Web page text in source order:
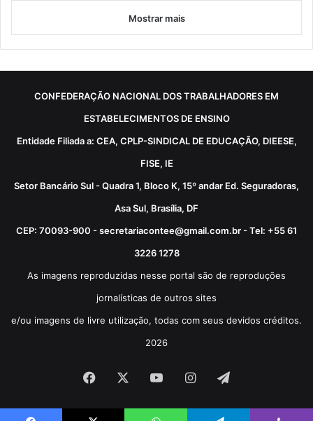
Mostrar mais
CONFEDERAÇÃO NACIONAL DOS TRABALHADORES EM
ESTABELECIMENTOS DE ENSINO
Entidade Filiada a: CEA, CPLP-SINDICAL DE EDUCAÇÃO, DIEESE,
FISE, IE
Setor Bancário Sul - Quadra 1, Bloco K, 15º andar Ed. Seguradoras,
Asa Sul, Brasília, DF
CEP: 70093-900 - secretariacontee@gmail.com.br - Tel: +55 61
3226 1278
As imagens reproduzidas nesse portal são de reproduções
jornalísticas de outros sites
e/ou imagens de livre utilização, todas com seus devidos créditos.
2026
Facebook YouTubeInstagram